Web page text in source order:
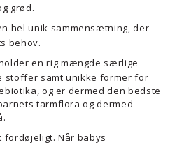
grød.
hel unik sammensætning, der
behov.
en rig mængde særlige
stoffer samt unikke former for
og er dermed den bedste
tarmflora og dermed
Når babys